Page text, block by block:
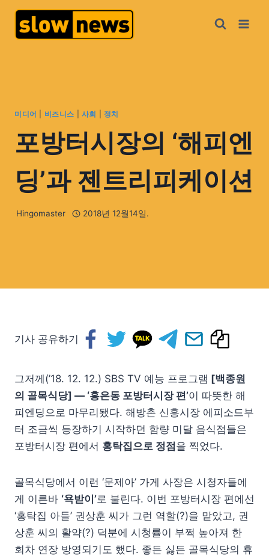
미디어 비즈니스 사회 정치
포방터시장의 ‘해피엔
딩’과 젠트리피케이션
Hingomaster 2018년 12월14일.
기사 공유하기
그저께(’18. 12. 12.) SBS TV 예능 프로그램 [백종원
의 골목식당] — ‘홍은동 포방터시장 편’이 따뜻한 해
피엔딩으로 마무리됐다. 해방촌 신흥시장 에피소드부
터 조금씩 등장하기 시작하던 함량 미달 음식점들은
포방터시장 편에서 홍탁집으로 정점 을 찍었다.
골목식당에서 이런 ‘문제아’ 가게 사장은 시청자들에
게 이른바 ‘욕받이’로 불린다. 이번 포방터시장 편에선
‘홍탁집 아들’ 권상훈 씨가 그런 역할(?)을 맡았고, 권
상훈 씨의 활약(?) 덕분에 시청률이 부쩍 높아져 한
회차 연장 방영되기도 했다. 좋든 싫든 골목식당의 휴